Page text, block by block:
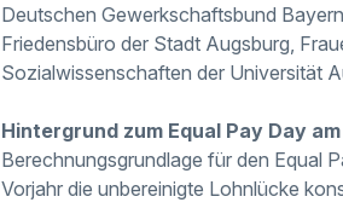
Deutschen Gewerkschaftsbund
Friedensbüro der Stadt Augsburg,
Sozialwissenschaften der Universität
Hintergrund zum Equal Pay Day
Berechnungsgrundlage für den Equal
Vorjahr die unbereinigte Lohnlücke